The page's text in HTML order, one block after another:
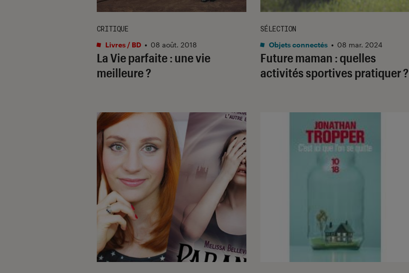
La Vie parfaite : une vie
meilleure ?
CRITIQUE
Livres / BD • 08 août. 2018
Future maman : quelles
activités sportives pratiquer ?
SÉLECTION
Objets connectés • 08 mar. 2024